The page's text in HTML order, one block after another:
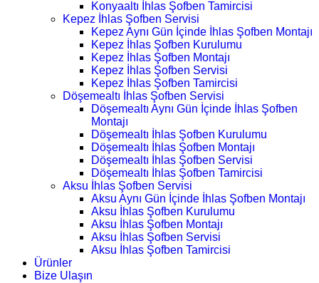
Konyaaltı İhlas Şofben Tamircisi
Kepez İhlas Şofben Servisi
Kepez Aynı Gün İçinde İhlas Şofben Montajı
Kepez İhlas Şofben Kurulumu
Kepez İhlas Şofben Montajı
Kepez İhlas Şofben Servisi
Kepez İhlas Şofben Tamircisi
Döşemealtı İhlas Şofben Servisi
Döşemealtı Aynı Gün İçinde İhlas Şofben
Montajı
Döşemealtı İhlas Şofben Kurulumu
Döşemealtı İhlas Şofben Montajı
Döşemealtı İhlas Şofben Servisi
Döşemealtı İhlas Şofben Tamircisi
Aksu İhlas Şofben Servisi
Aksu Aynı Gün İçinde İhlas Şofben Montajı
Aksu İhlas Şofben Kurulumu
Aksu İhlas Şofben Montajı
Aksu İhlas Şofben Servisi
Aksu İhlas Şofben Tamircisi
Ürünler
Bize Ulaşın